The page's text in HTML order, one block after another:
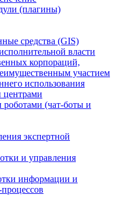
(плагины)
средства (GIS)
власти
корпораций,
участием
использования
центрами
роботами (чат-боты и
экспертной
и управления
информации и